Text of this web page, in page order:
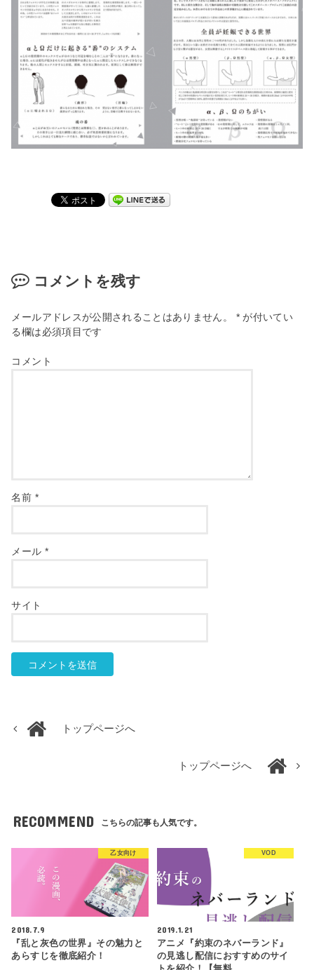
コメントを残す
メールアドレスが公開されることはありません。 *が付いてい
る欄は必須項目です
コメント
名前 *
メール *
サイト
トップページへ
トップページへ
RECOMMEND こちらの記事も人気です。
乙女向け
2018.7.9
『乱と灰色の世界』その魅力と
あらすじを徹底紹介！
VOD
2019.1.21
アニメ『約束のネバーランド』
の見逃し配信におすすめのサイ